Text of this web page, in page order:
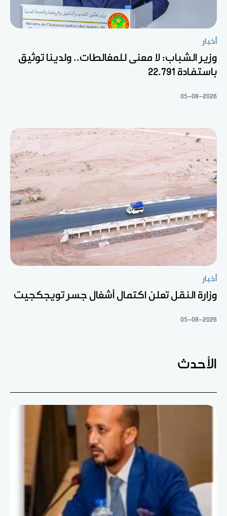
أخبار
وزير الشباب: لا معنى للمغالطات.. ولدينا توثيق
باستفادة 22.791
05-08-2026
أخبار
وزارة النقل تعلن اكتمال أشغال جسر تويجكجيت
05-08-2026
الأحدث